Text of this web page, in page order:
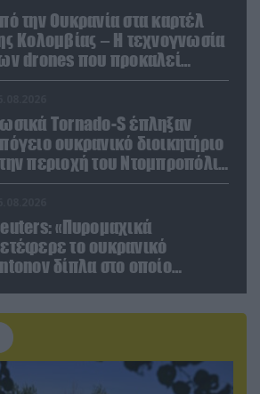
την Ουκρανία στα καρτέλ
Κολομβίας – Η τεχνογνωσία
drones που προκαλεί
Tornado-S έπληξαν
ουκρανικό διοικητήριο
περιοχή του Ντομπροπόλιε
«Πυρομαχικά
το ουκρανικό
δίπλα στο οποίο